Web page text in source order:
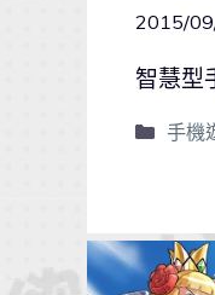
2015/
智慧型
手機